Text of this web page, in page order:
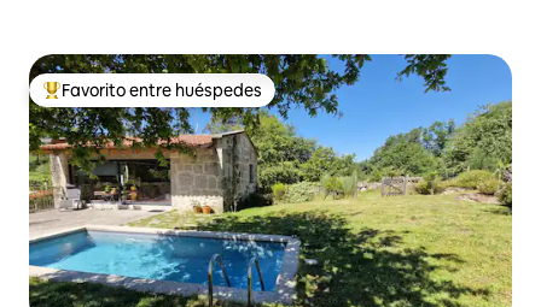
De los mejores en Favorito entre huéspedes
Favorito entre huéspedes